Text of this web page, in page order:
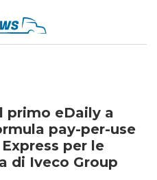
primo eDaily a
pay-per-use
per le
di Iveco Group